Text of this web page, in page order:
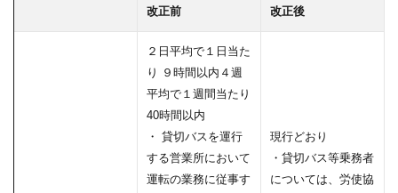
改正前 改正後
２日平均で１日当た
り ９時間以内４週
平均で１週間当たり
40時間以内
・ 貸切バスを運行
する営業所において
運転の業務に従事す
現行どおり
・貸切バス等乗務者
については、労使協